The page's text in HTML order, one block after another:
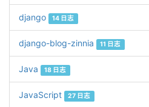
django 14 日志
django-blog-zinnia 11 日志
Java 18 日志
JavaScript 27 日志